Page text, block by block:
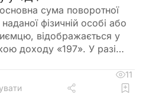
сума поворотної
фізичній особі або
відображається у
доходу «197». У разі
11